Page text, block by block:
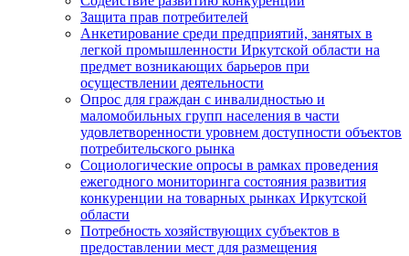
Защита прав потребителей
Анкетирование среди предприятий, занятых в
легкой промышленности Иркутской области на
предмет возникающих барьеров при
осуществлении деятельности
Опрос для граждан с инвалидностью и
маломобильных групп населения в части
удовлетворенности уровнем доступности объектов
потребительского рынка
Социологические опросы в рамках проведения
ежегодного мониторинга состояния развития
конкуренции на товарных рынках Иркутской
области
Потребность хозяйствующих субъектов в
предоставлении мест для размещения